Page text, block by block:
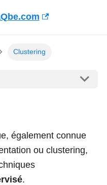
Clustering
également connue
ou clustering,
.